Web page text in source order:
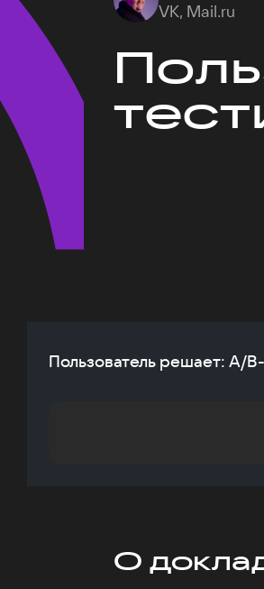
VK, Mail.ru
Пользователь решает: A/
О